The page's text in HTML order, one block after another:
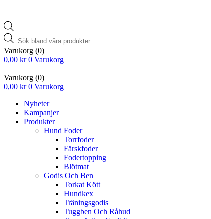
Products
search
Varukorg (0)
0,00 kr 0 Varukorg
Varukorg (0)
0,00 kr 0 Varukorg
Nyheter
Kampanjer
Produkter
Hund Foder
Torrfoder
Färskfoder
Fodertopping
Blötmat
Godis Och Ben
Torkat Kött
Hundkex
Träningsgodis
Tuggben Och Råhud